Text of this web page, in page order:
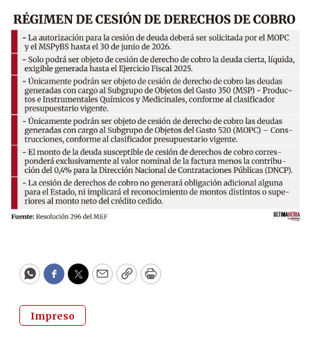
WhatsApp
Facebook
Twitter
EmailCopyPrint
Impreso